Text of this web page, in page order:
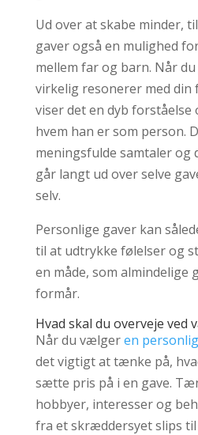
Ud over at skabe minder,
gaver også en mulighed
mellem far og barn. Når
virkelig resonerer med din
viser det en dyb forståelse
hvem han er som person.
meningsfulde samtaler og
går langt ud over selve
selv.
Personlige gaver kan
til at udtrykke følelser og
en måde, som almindelige
formår.
Hvad skal du overveje ved
Når du vælgeren
det vigtigt at tænke på,
sætte pris på i en gave.
hobbyer, interesser og
fra et skræddersyet slips